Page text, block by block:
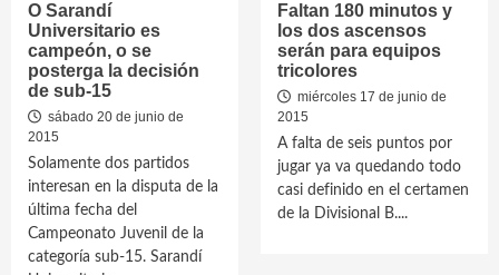
O Sarandí
Universitario es
campeón, o se
posterga la decisión
de sub-15
sábado 20 de junio de
2015
Solamente dos partidos
interesan en la disputa de la
última fecha del
Campeonato Juvenil de la
categoría sub-15. Sarandí
Faltan 180 minutos y
los dos ascensos
serán para equipos
tricolores
miércoles 17 de junio de
2015
A falta de seis puntos por
jugar ya va quedando todo
casi definido en el certamen
de la Divisional B....